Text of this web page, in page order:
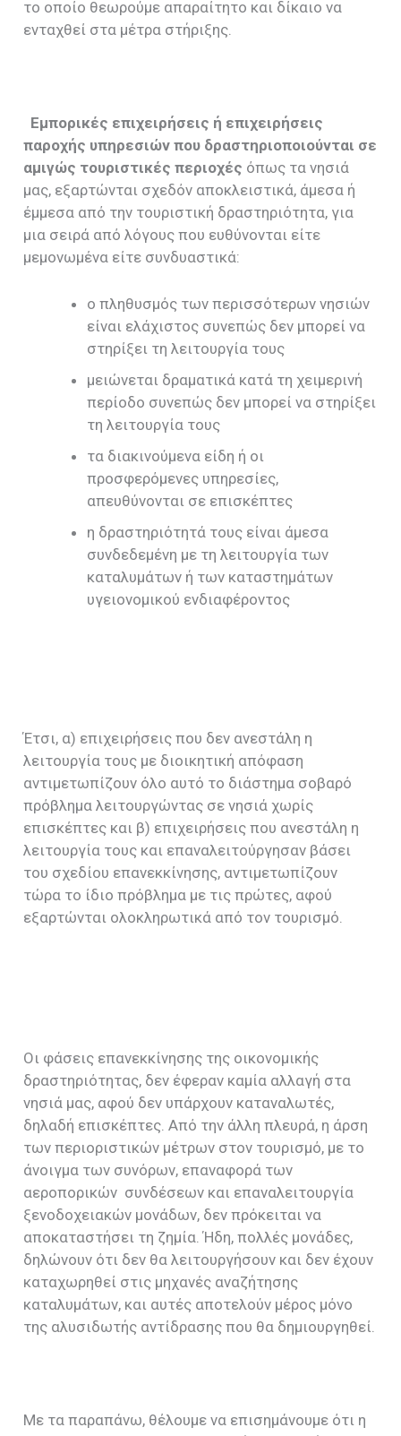
το οποίο θεωρούμε απαραίτητο και δίκαιο να
ενταχθεί στα μέτρα στήριξης.
Εμπορικές επιχειρήσεις ή επιχειρήσεις
παροχής υπηρεσιών που δραστηριοποιούνται σε
αμιγώς τουριστικές περιοχές όπως τα νησιά
μας, εξαρτώνται σχεδόν αποκλειστικά, άμεσα ή
έμμεσα από την τουριστική δραστηριότητα, για
μια σειρά από λόγους που ευθύνονται είτε
μεμονωμένα είτε συνδυαστικά:
ο πληθυσμός των περισσότερων νησιών
είναι ελάχιστος συνεπώς δεν μπορεί να
στηρίξει τη λειτουργία τους
μειώνεται δραματικά κατά τη χειμερινή
περίοδο συνεπώς δεν μπορεί να στηρίξει
τη λειτουργία τους
τα διακινούμενα είδη ή οι
προσφερόμενες υπηρεσίες,
απευθύνονται σε επισκέπτες
η δραστηριότητά τους είναι άμεσα
συνδεδεμένη με τη λειτουργία των
καταλυμάτων ή των καταστημάτων
υγειονομικού ενδιαφέροντος
Έτσι, α) επιχειρήσεις που δεν ανεστάλη η
λειτουργία τους με διοικητική απόφαση
αντιμετωπίζουν όλο αυτό το διάστημα σοβαρό
πρόβλημα λειτουργώντας σε νησιά χωρίς
επισκέπτες και β) επιχειρήσεις που ανεστάλη η
λειτουργία τους και επαναλειτούργησαν βάσει
του σχεδίου επανεκκίνησης, αντιμετωπίζουν
τώρα το ίδιο πρόβλημα με τις πρώτες, αφού
εξαρτώνται ολοκληρωτικά από τον τουρισμό.
Οι φάσεις επανεκκίνησης της οικονομικής
δραστηριότητας, δεν έφεραν καμία αλλαγή στα
νησιά μας, αφού δεν υπάρχουν καταναλωτές,
δηλαδή επισκέπτες. Από την άλλη πλευρά, η άρση
των περιοριστικών μέτρων στον τουρισμό, με το
άνοιγμα των συνόρων, επαναφορά των
αεροπορικών συνδέσεων και επαναλειτουργία
ξενοδοχειακών μονάδων, δεν πρόκειται να
αποκαταστήσει τη ζημία. Ήδη, πολλές μονάδες,
δηλώνουν ότι δεν θα λειτουργήσουν και δεν έχουν
καταχωρηθεί στις μηχανές αναζήτησης
καταλυμάτων, και αυτές αποτελούν μέρος μόνο
της αλυσιδωτής αντίδρασης που θα δημιουργηθεί.
Με τα παραπάνω, θέλουμε να επισημάνουμε ότι η